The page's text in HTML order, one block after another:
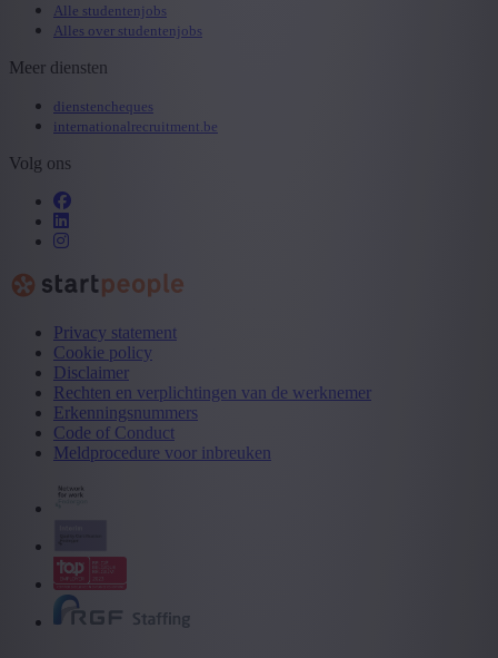
Alle studentenjobs
Alles over studentenjobs
Meer diensten
dienstencheques
internationalrecruitment.be
Volg ons
Privacy statement
Cookie policy
Disclaimer
Rechten en verplichtingen van de werknemer
Erkenningsnummers
Code of Conduct
Meldprocedure voor inbreuken